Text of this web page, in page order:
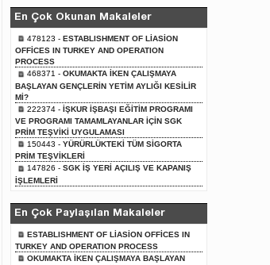
En Çok Okunan Makaleler
478123 - ESTABLISHMENT OF LİASİON
OFFİCES IN TURKEY AND OPERATION
PROCESS
468371 - OKUMAKTA İKEN ÇALIŞMAYA
BAŞLAYAN GENÇLERİN YETİM AYLIĞI KESİLİR
Mİ?
222374 - İŞKUR İŞBAŞI EĞİTİM PROGRAMI
VE PROGRAMI TAMAMLAYANLAR İÇİN SGK
PRİM TEŞVİKİ UYGULAMASI
150443 - YÜRÜRLÜKTEKİ TÜM SİGORTA
PRİM TEŞVİKLERİ
147826 - SGK İŞ YERİ AÇILIŞ VE KAPANIŞ
İŞLEMLERİ
En Çok Paylaşılan Makaleler
ESTABLISHMENT OF LİASİON OFFİCES IN
TURKEY AND OPERATION PROCESS
OKUMAKTA İKEN ÇALIŞMAYA BAŞLAYAN